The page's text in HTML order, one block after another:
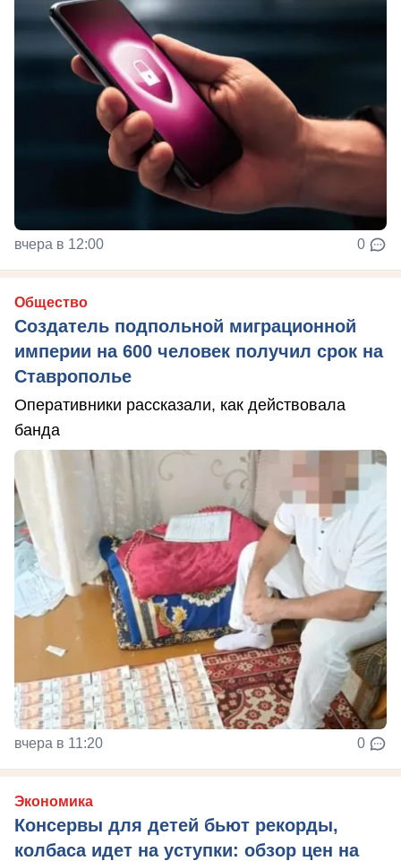
вчера в 12:00 0
Общество
Создатель подпольной миграционной
империи на 600 человек получил срок на
Ставрополье
Оперативники рассказали, как действовала
банда
вчера в 11:20 0
Экономика
Консервы для детей бьют рекорды,
колбаса идет на уступки: обзор цен на